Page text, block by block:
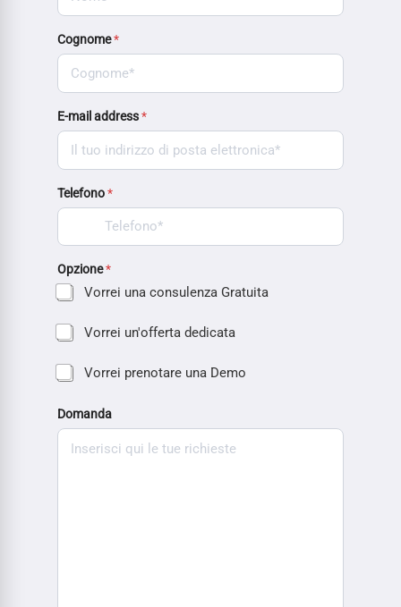
Cognome*
E-mail address*
Telefono*
Opzione*
Vorrei una consulenza Gratuita
Vorrei un'offerta dedicata
Vorrei prenotare una Demo
Domanda